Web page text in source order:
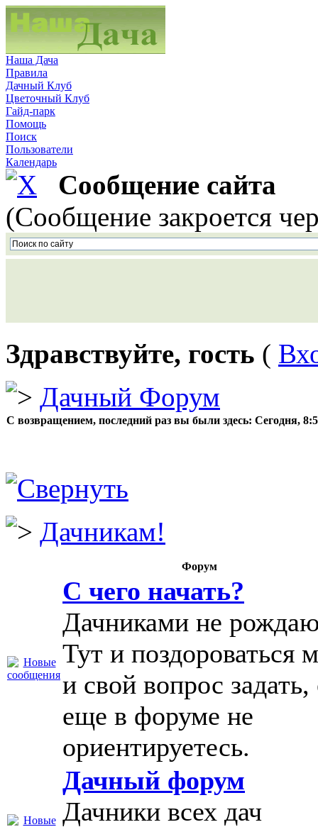
Наша Дача
Правила
Дачный Клуб
Цветочный Клуб
Гайд-парк
Помощь
Поиск
Пользователи
Календарь
Сообщение сайта
(Сообщение закроется
Здравствуйте, гость (
Дачный Форум
С возвращением, последний раз вы были здесь: Сегодня,
Дачникам!
Форум
С чего начать?
Дачниками не
Тут и поздороваться
и свой вопрос задать,
еще в форуме не
ориентируетесь.
Дачный форум
Дачники всех дач